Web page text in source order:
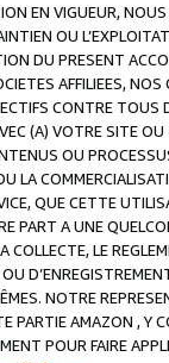
EN VIGUEUR,
OU
DU PRESENT
AFFILIEES,
CONTRE
(A) VOTRE SITE
OU
LA
QUE CETTE
PART A UNE
COLLECTE, LE
NOTRE
AMAZON , Y
POUR FAIRE